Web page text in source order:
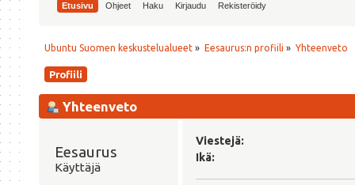
Etusivu Ohjeet Haku Kirjaudu Rekisteröidy
Ubuntu Suomen keskustelualueet » Eesaurus:n profiili » Yhteenveto
Profiili
Yhteenveto
Eesaurus
Käyttäjä
Viestejä:
Ikä: